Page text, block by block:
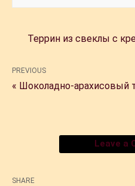
Террин из свеклы с
PREVIOUS
« Шоколадно-арахисовый
Leave a
SHARE